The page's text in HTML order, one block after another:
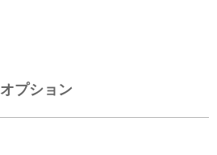
オプション